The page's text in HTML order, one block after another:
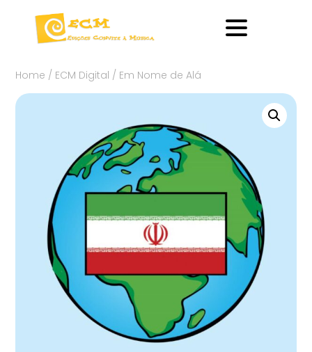
Home / ECM Digital / Em Nome de Alá